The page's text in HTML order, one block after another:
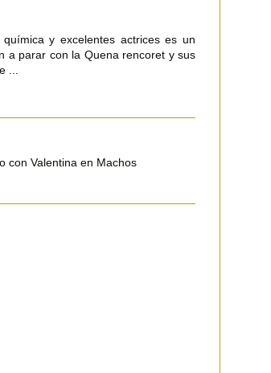
y excelentes actrices es un
a parar con la Quena rencoret y sus
...
con Valentina en Machos